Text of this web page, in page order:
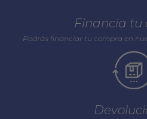
Financia tu
Podrás financiar tu compra en